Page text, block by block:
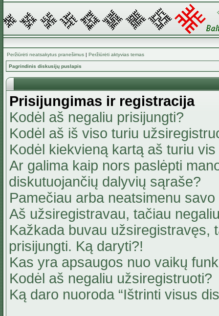
Peržiūrėti neatsakytus pranešimus | Peržiūrėti aktyvias temas
Pagrindinis diskusijų puslapis
Prisijungimas ir registracija
Kodėl aš negaliu prisijungti?
Kodėl aš iš viso turiu
Kodėl kiekvieną kartą aš turiu
Ar galima kaip nors paslėpti
diskutuojančių dalyvių sąraše?
Pamečiau arba neatsimenu
Aš užsiregistravau, tačiau
Kažkada buvau užsiregistravęs,
prisijungti. Ką daryti?!
Kas yra apsaugos nuo vaikų
Kodėl aš negaliu užsiregistruoti?
Ką daro nuoroda “Ištrinti visus